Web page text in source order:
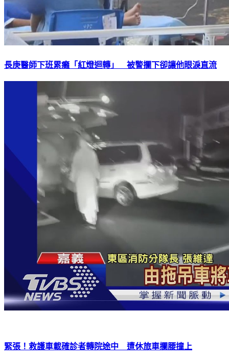
長庚醫師下班累癱「紅燈迴轉」 被警攔下卻讓他眼淚直流
緊張！救護車載確診者轉院途中 遭休旅車攔腰撞上